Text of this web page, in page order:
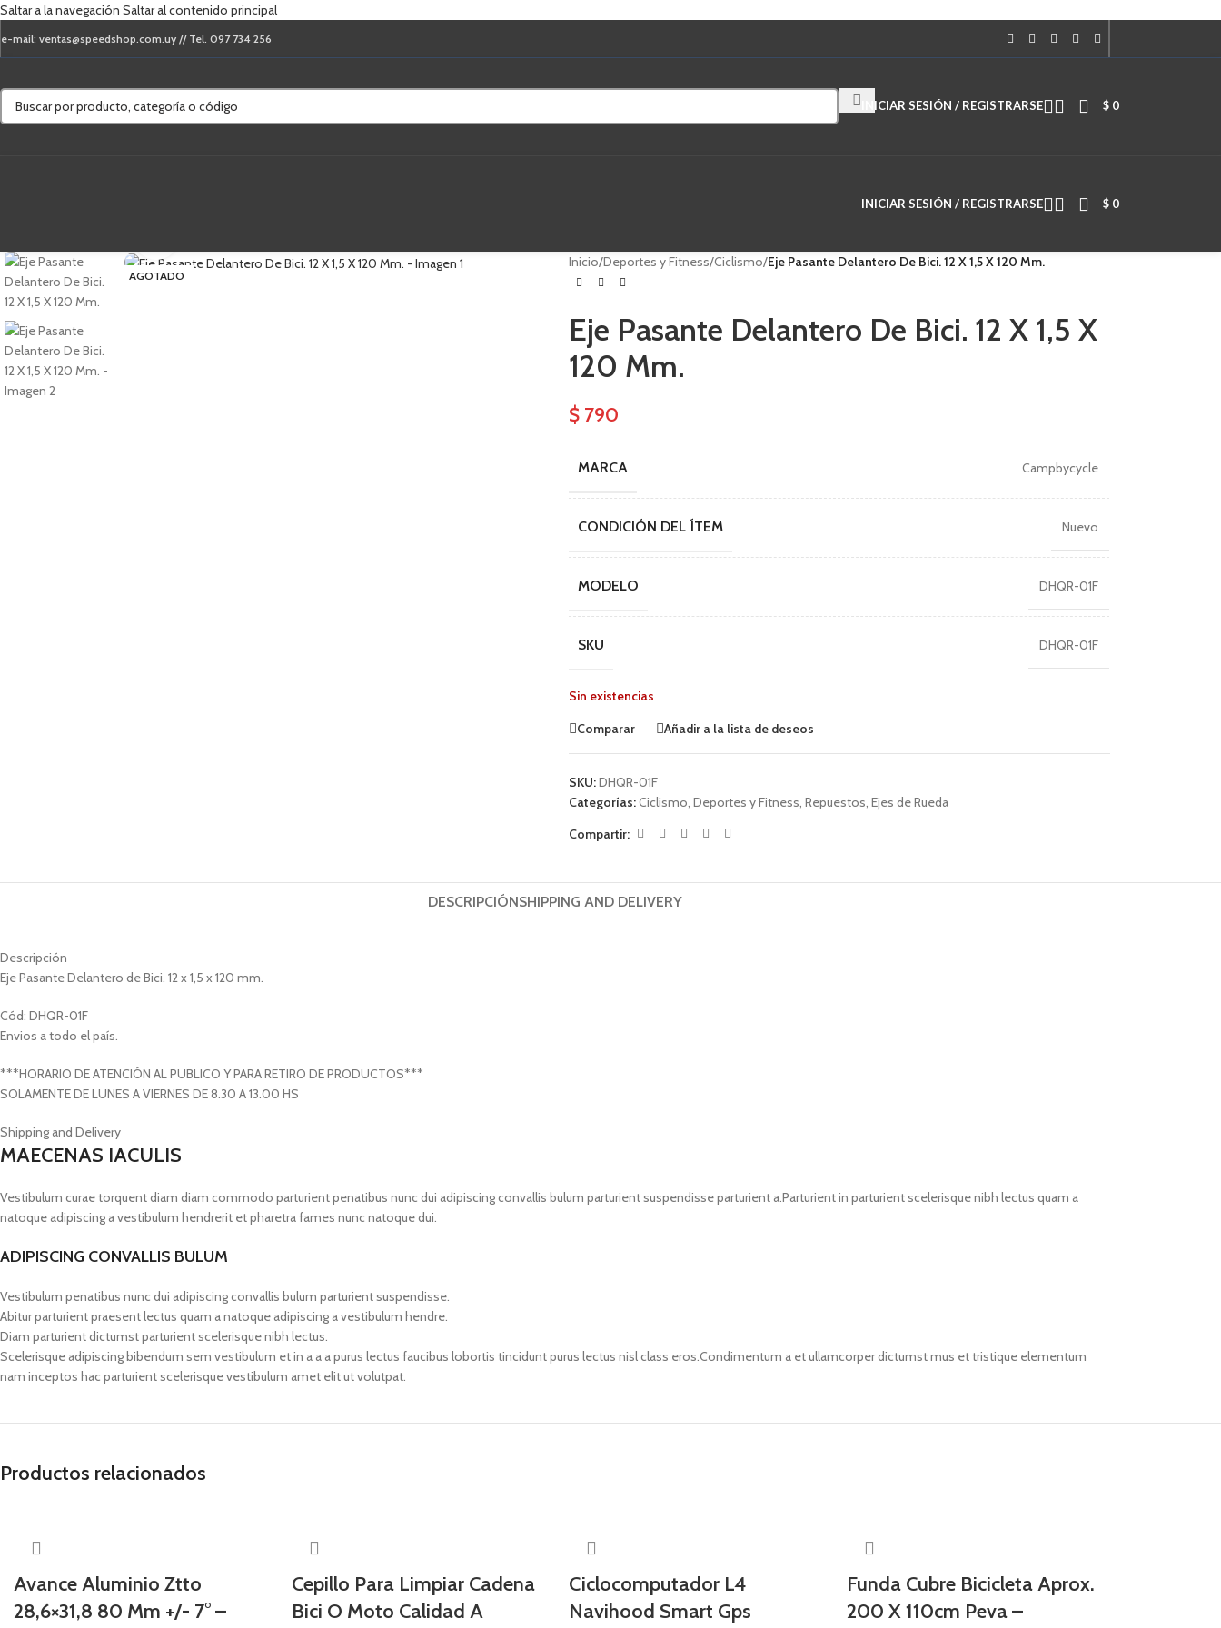
Saltar a la navegación Saltar al contenido principal
e-mail: ventas@speedshop.com.uy // Tel. 097 734 256
Cuando hay resultados autocompletados, puedes utilizar las
INICIAR SESIÓN / REGISTRARSE $ 0
INICIAR SESIÓN / REGISTRARSE $ 0
AGOTADO
Inicio/Deportes y Fitness/Ciclismo/Eje Pasante Delantero De Bici. 12 X 1,5 X 120 Mm.
Eje Pasante Delantero De Bici. 12 X 1,5 X
120 Mm.
$790
MARCA Campbycycle
CONDICIÓN DEL ÍTEM Nuevo
MODELO DHQR-01F
SKU DHQR-01F
Sin existencias
Comparar
Añadir a la lista de deseos
SKU:DHQR-01F
Categorías:Ciclismo, Deportes y Fitness, Repuestos, Ejes de Rueda
Compartir:
DESCRIPCIÓNSHIPPING AND DELIVERY
Descripción
Eje Pasante Delantero de Bici. 12 x 1,5 x 120 mm.
Cód: DHQR-01F
Envios a todo el país.
***HORARIO DE ATENCIÓN AL PUBLICO Y PARA RETIRO DE PRODUCTOS***
SOLAMENTE DE LUNES A VIERNES DE 8.30 A 13.00 HS
Shipping and Delivery
MAECENAS IACULIS
Vestibulum curae torquent diam diam commodo parturient penatibus nunc dui adipiscing convallis bulum parturient suspendisse parturient a.Parturient in parturient scelerisque nibh lectus quam a
natoque adipiscing a vestibulum hendrerit et pharetra fames nunc natoque dui.
ADIPISCING CONVALLIS BULUM
Vestibulum penatibus nunc dui adipiscing convallis bulum parturient suspendisse.
Abitur parturient praesent lectus quam a natoque adipiscing a vestibulum hendre.
Diam parturient dictumst parturient scelerisque nibh lectus.
Scelerisque adipiscing bibendum sem vestibulum et in a a a purus lectus faucibus lobortis tincidunt purus lectus nisl class eros.Condimentum a et ullamcorper dictumst mus et tristique elementum
nam inceptos hac parturient scelerisque vestibulum amet elit ut volutpat.
Productos relacionados
Avance Aluminio Ztto
28,6×31,8 80 Mm +/- 7° –
Cepillo Para Limpiar Cadena
Bici O Moto Calidad A
Ciclocomputador L4
Navihood Smart Gps
Funda Cubre Bicicleta Aprox.
200 X 110cm Peva –